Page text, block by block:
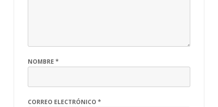
NOMBRE *
CORREO ELECTRÓNICO *